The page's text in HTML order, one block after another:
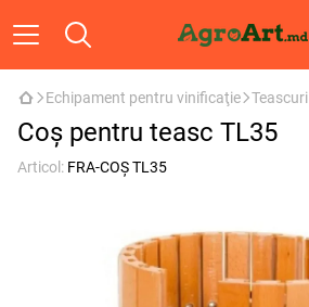
Echipament pentru vinificaţie Teascuri
Coș pentru teasc TL35
Articol: FRA-COȘ TL35